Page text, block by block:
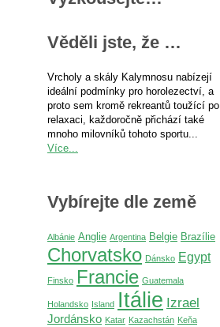
Věděli jste, že …
Vrcholy a skály Kalymnosu nabízejí
ideální podmínky pro horolezectví, a
proto sem kromě rekreantů toužící po
relaxaci, každoročně přichází také
mnoho milovníků tohoto sportu...
Více...
Vybírejte dle země
Albánie Anglie Argentina Belgie Brazílie
Chorvatsko Dánsko Egypt
Finsko Francie Guatemala
Holandsko Island Itálie Izrael
Jordánsko Katar Kazachstán Keňa